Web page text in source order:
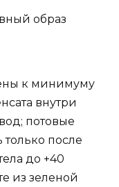
образ
к минимуму
внутри
потовые
только после
до +40
из зеленой